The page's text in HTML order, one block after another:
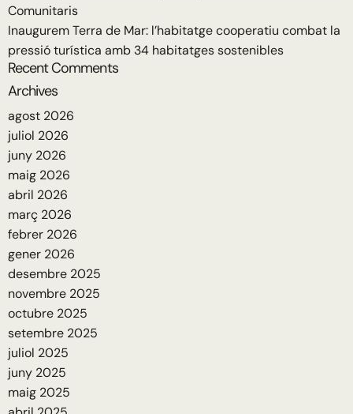
Comunitaris
Inaugurem Terra de Mar: l’habitatge cooperatiu combat la
pressió turística amb 34 habitatges sostenibles
Recent Comments
Archives
agost 2026
juliol 2026
juny 2026
maig 2026
abril 2026
març 2026
febrer 2026
gener 2026
desembre 2025
novembre 2025
octubre 2025
setembre 2025
juliol 2025
juny 2025
maig 2025